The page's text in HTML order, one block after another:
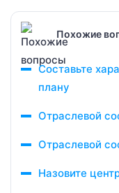
Похожие
Составьте
плану
Отраслевой
Отраслевой
Назовите